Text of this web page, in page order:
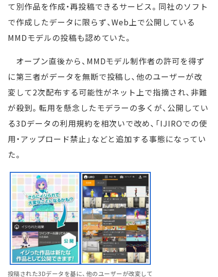
て別作品を作成・再投稿できるサービス。同社のソフト
で作成したデータに限らず、Web上で公開している
MMDモデルの投稿も認めていた。
オープン直後から、MMDモデル制作者の許可を得ず
に第三者がデータを無断で投稿し、他のユーザーが改
変して2次配布する可能性がネット上で指摘され、非難
が殺到。転用を懸念したモデラーの多くが、公開してい
る3Dデータの利用規約を相次いで改め、「IJIROでの使
用・アップロード禁止」などと追加する事態になってい
た。
投稿された3Dデータを基に、他のユーザーが改変して